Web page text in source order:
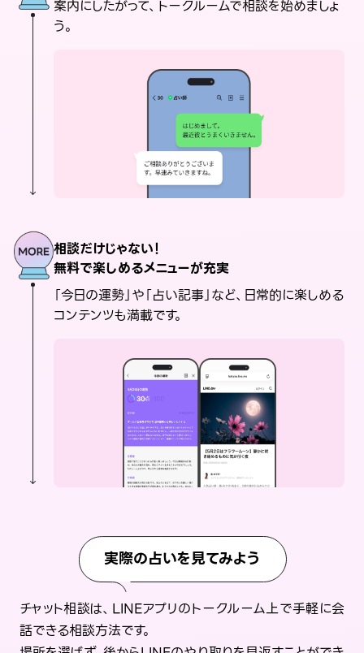
案内にしたがって、トークルームで相談を始めましょ
う。
相談だけじゃない！
無料で楽しめるメニューが充実
「今日の運勢」や「占い記事」など、日常的に楽しめる
コンテンツも満載です。
実際の占いを見てみよう
チャット相談は、LINEアプリのトークルーム上で手軽に会
話できる相談方法です。